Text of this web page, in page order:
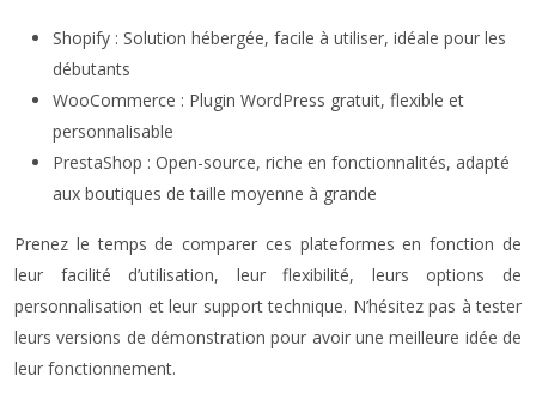
Shopify : Solution hébergée, facile à utiliser, idéale pour les
débutants
WooCommerce : Plugin WordPress gratuit, flexible et
personnalisable
PrestaShop : Open-source, riche en fonctionnalités, adapté
aux boutiques de taille moyenne à grande
Prenez le temps de comparer ces plateformes en fonction de
leur facilité d’utilisation, leur flexibilité, leurs options de
personnalisation et leur support technique. N’hésitez pas à tester
leurs versions de démonstration pour avoir une meilleure idée de
leur fonctionnement.